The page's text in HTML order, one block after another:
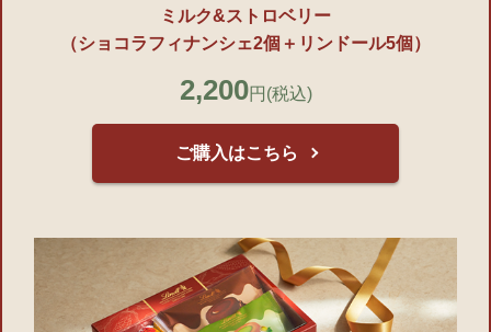
ミルク&ストロベリー
（ショコラフィナンシェ2個＋リンドール5個）
2,200円 (税込)
ご購入はこちら